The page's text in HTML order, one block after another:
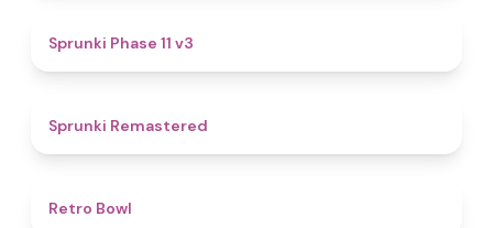
Sprunki Phase 11 v3
Sprunki Remastered
Retro Bowl